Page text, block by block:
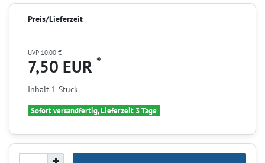
Preis/Lieferzeit
UVP 10,00 €
7,50 EUR *
Inhalt 1 Stück
Sofort versandfertig, Lieferzeit 3 Tage